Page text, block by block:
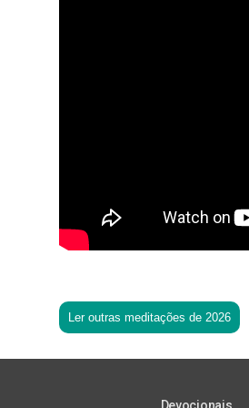
Ler outras meditações de 2026